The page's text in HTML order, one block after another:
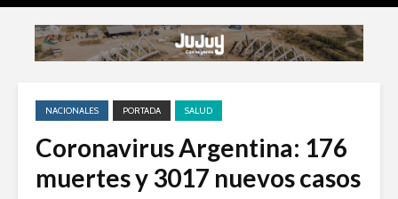
NACIONALES PORTADA SALUD
Coronavirus Argentina: 176
muertes y 3017 nuevos casos